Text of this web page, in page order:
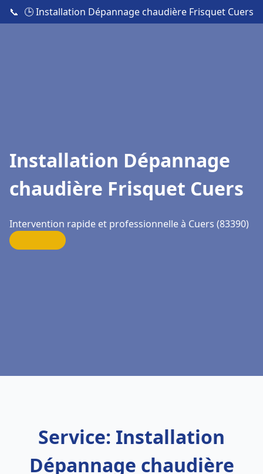
📞 🕒 Installation Dépannage chaudière Frisquet Cuers
Installation Dépannage
chaudière Frisquet Cuers
Intervention rapide et professionnelle à Cuers (83390)
Service: Installation
Dépannage chaudière